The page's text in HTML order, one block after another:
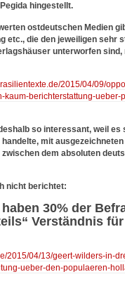
hingestellt.
ostdeutschen Medien
etc., die den jeweiligen sehr
unterworfen sind,
2015/04/09/
berichterstattung-ueber-
so interessant, weil es
mit
dem absoluten
nicht berichtet:
30% der
Verständnis für
2015/04/13/geert-wilders-in-
ueber-den-populaeren-